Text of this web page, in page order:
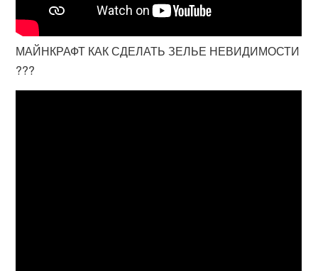
МАЙНКРАФТ КАК СДЕЛАТЬ ЗЕЛЬЕ НЕВИДИМОСТИ
???